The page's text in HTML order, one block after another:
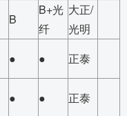
B
B+光
纤
大正/
光明
● ● 正泰
● ● 正泰